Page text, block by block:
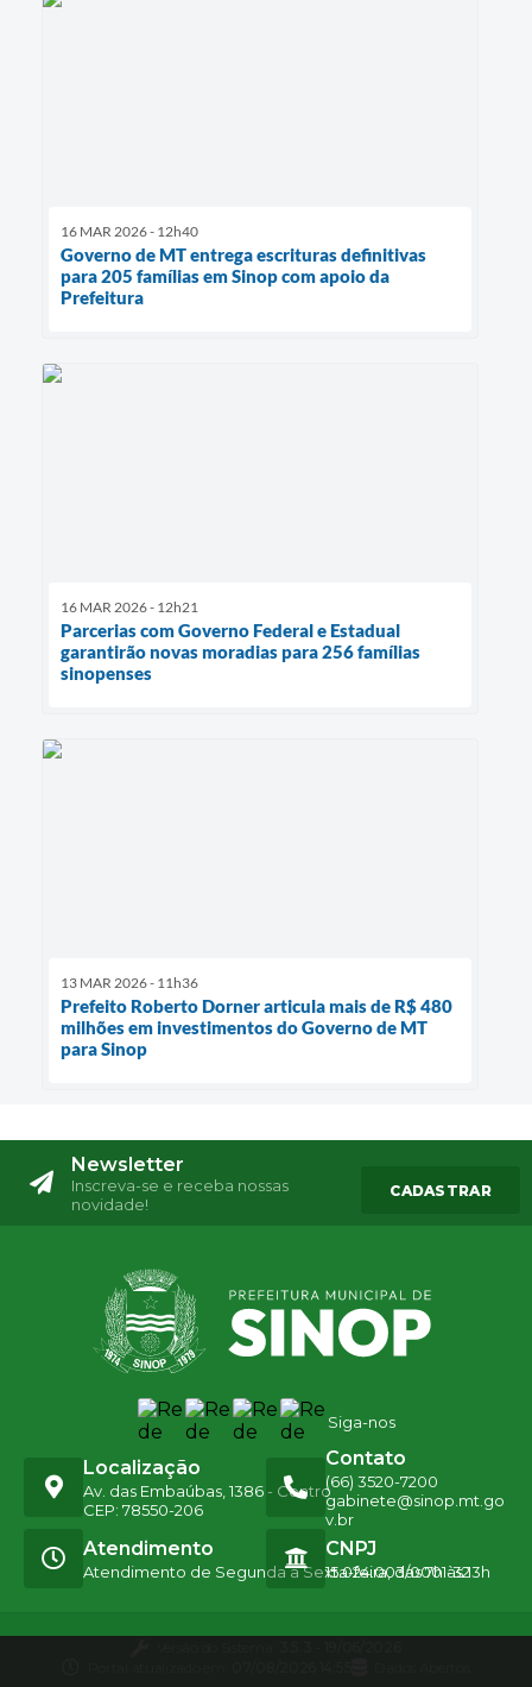
16 MAR 2026 - 12h40
Governo de MT entrega escrituras definitivas
para 205 famílias em Sinop com apoio da
Prefeitura
16 MAR 2026 - 12h21
Parcerias com Governo Federal e Estadual
garantirão novas moradias para 256 famílias
sinopenses
13 MAR 2026 - 11h36
Prefeito Roberto Dorner articula mais de R$ 480
milhões em investimentos do Governo de MT
para Sinop
Newsletter
Inscreva-se e receba nossas
novidade!
CADASTRAR
Siga-nos
Localização
Av. das Embaúbas, 1386 - Centro
CEP: 78550-206
Contato
(66) 3520-7200
gabinete@sinop.mt.go
v.br
Atendimento
Atendimento de Segunda a Sexta-feira, das 7h às 13h
CNPJ
15.024.003/0001-32